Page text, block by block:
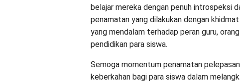
belajar mereka dengan penuh introspeksi
penamatan yang dilakukan dengan
yang mendalam terhadap peran guru,
pendidikan para siswa.
Semoga momentum penamatan
keberkahan bagi para siswa dalam